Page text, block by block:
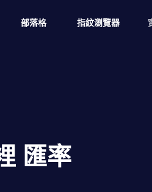
部落格 指紋瀏覽器
匯率